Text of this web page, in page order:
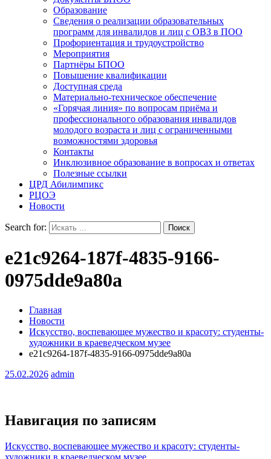
Образование
Сведения о реализации образовательных
программ для инвалидов и лиц с ОВЗ в ПОО
Профориентация и трудоустройство
Мероприятия
Партнёры БПОО
Повышение квалификации
Доступная среда
Материально-техническое обеспечение
«Горячая линия» по вопросам приёма и
профессионального образования инвалидов
молодого возраста и лиц с ограниченными
возможностями здоровья
Контакты
Инклюзивное образование в вопросах и ответах
Полезные ссылки
ЦРД Абилимпикс
РЦОЭ
Новости
Search for:
e21c9264-187f-4835-9166-
0975dde9a80a
Главная
Новости
Искусство, воспевающее мужество и красоту: студенты-
художники в краеведческом музее
e21c9264-187f-4835-9166-0975dde9a80a
25.02.2026 admin
Навигация по записям
Искусство, воспевающее мужество и красоту: студенты-
художники в краеведческом музее